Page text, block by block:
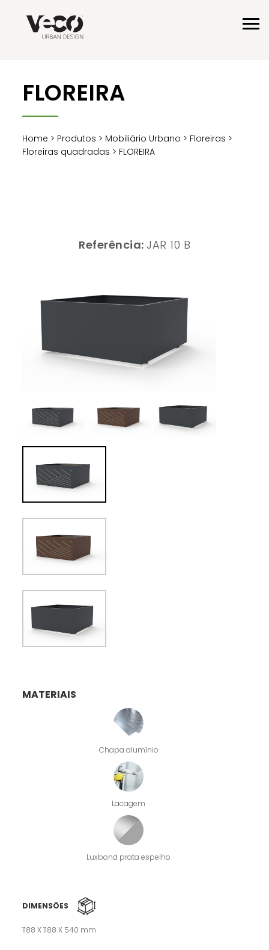
FLOREIRA
Home > Produtos > Mobiliário Urbano > Floreiras >
Floreiras quadradas > FLOREIRA
Referência: JAR 10 B
MATERIAIS
Chapa alumínio
Lacagem
Luxbond prata espelho
DIMENSÕES
1188 X 1188 X 540 mm